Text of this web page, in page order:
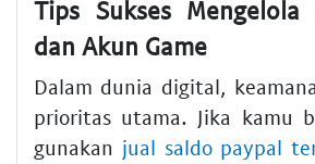
Tips Sukses
dan Akun Game
Dalam dunia digital,
prioritas utama. Jika kamu
gunakan jual saldo paypal